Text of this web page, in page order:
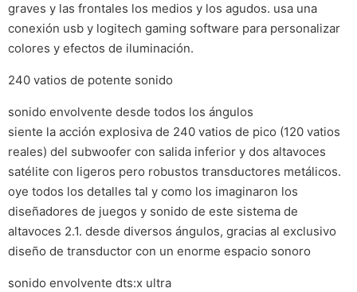
graves y las frontales los medios y los agudos. usa una
conexión usb y logitech gaming software para personalizar
colores y efectos de iluminación.
240 vatios de potente sonido
sonido envolvente desde todos los ángulos
siente la acción explosiva de 240 vatios de pico (120 vatios
reales) del subwoofer con salida inferior y dos altavoces
satélite con ligeros pero robustos transductores metálicos.
oye todos los detalles tal y como los imaginaron los
diseñadores de juegos y sonido de este sistema de
altavoces 2.1. desde diversos ángulos, gracias al exclusivo
diseño de transductor con un enorme espacio sonoro
sonido envolvente dts:x ultra